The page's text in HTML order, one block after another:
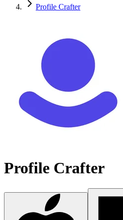
Profile Crafter
Profile Crafter